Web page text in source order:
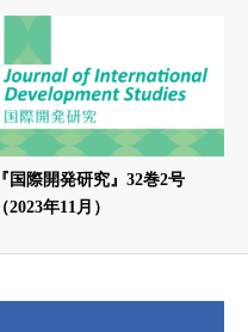
『国際開発研究』32巻2号
（2023年11月）